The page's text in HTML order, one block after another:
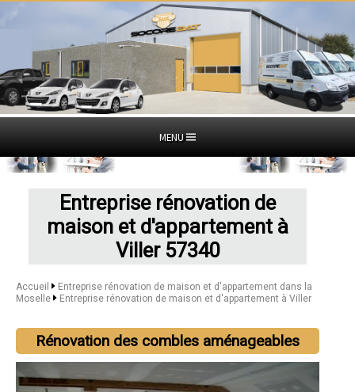
MENU
Entreprise rénovation de
maison et d'appartement à
Viller 57340
Accueil
Entreprise rénovation de maison et d'appartement dans la
Moselle
Entreprise rénovation de maison et d'appartement à Viller
Rénovation des combles aménageables